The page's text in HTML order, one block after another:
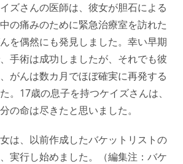
ズさんの医師は、彼女が胆石による
の痛みのために緊急治療室を訪れた
を偶然にも発見しました。幸い早期
手術は成功しましたが、それでも彼
がんは数カ月でほぼ確実に再発する
。17歳の息子を持つケイズさんは、
の命は尽きたと思いました。
は、以前作成したバケットリストの
実行し始めました。（編集注：バケ